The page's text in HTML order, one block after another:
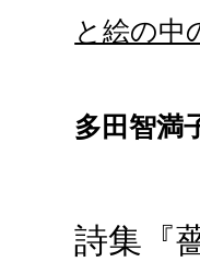
と絵の中
多田智満
詩集『